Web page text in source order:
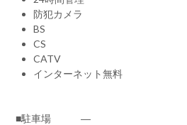
防犯カメラ
BS
CS
CATV
インターネット無料
■駐車場 ―